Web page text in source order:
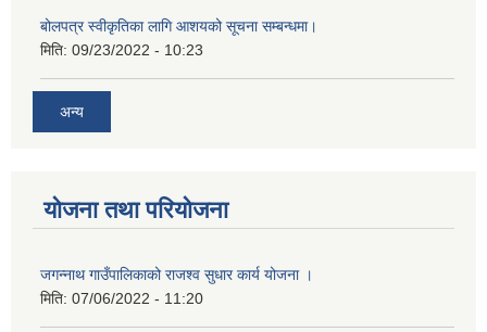
बोलपत्र स्वीकृतिका लागि आशयको सूचना सम्बन्धमा।
मिति: 09/23/2022 - 10:23
अन्य
योजना तथा परियोजना
जगन्नाथ गाउँपालिकाको राजश्व सुधार कार्य योजना ।
मिति: 07/06/2022 - 11:20